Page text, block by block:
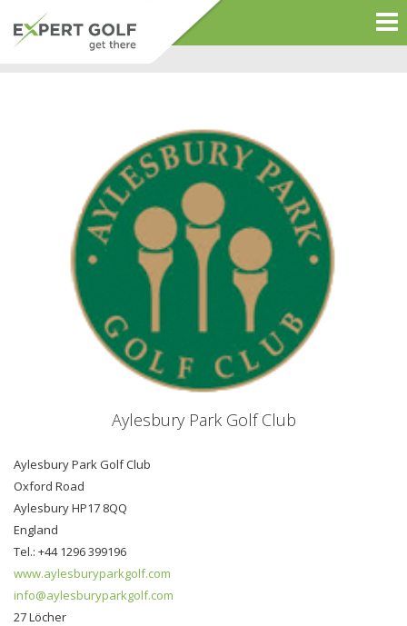
Aylesbury Park Golf Club
Aylesbury Park Golf Club
Oxford Road
Aylesbury HP17 8QQ
England
Tel.: +44 1296 399196
www.aylesburyparkgolf.com
info@aylesburyparkgolf.com
27 Löcher